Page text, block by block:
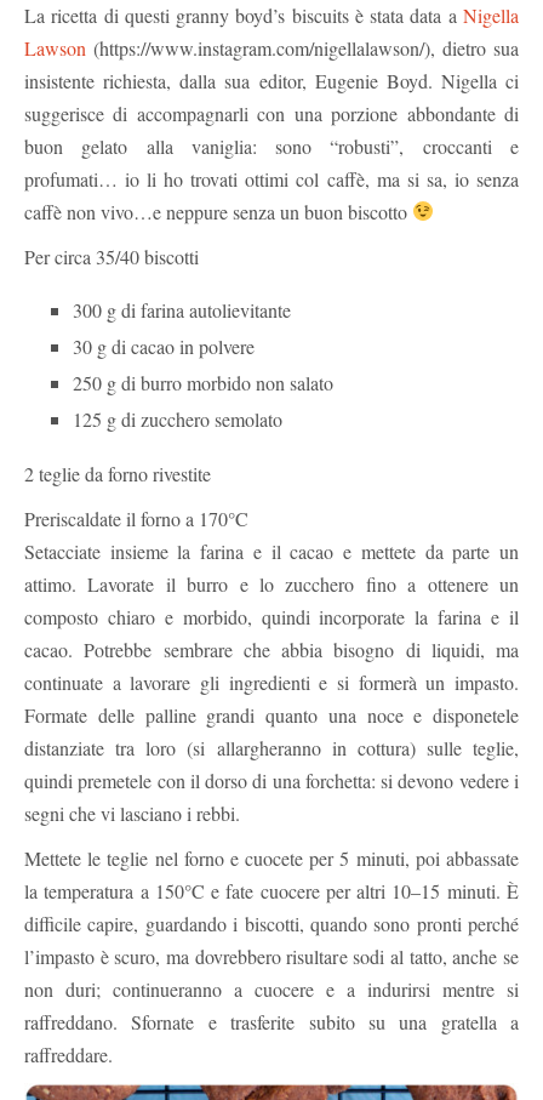
La ricetta di questi granny boyd’s biscuits è stata data a Nigella
Lawson (https://www.instagram.com/nigellalawson/), dietro sua
insistente richiesta, dalla sua editor, Eugenie Boyd. Nigella ci
suggerisce di accompagnarli con una porzione abbondante di
buon gelato alla vaniglia: sono “robusti”, croccanti e
profumati… io li ho trovati ottimi col caffè, ma si sa, io senza
caffè non vivo…e neppure senza un buon biscotto
Per circa 35/40 biscotti
300 g di farina autolievitante
30 g di cacao in polvere
250 g di burro morbido non salato
125 g di zucchero semolato
2 teglie da forno rivestite
Preriscaldate il forno a 170°C
Setacciate insieme la farina e il cacao e mettete da parte un
attimo. Lavorate il burro e lo zucchero fino a ottenere un
composto chiaro e morbido, quindi incorporate la farina e il
cacao. Potrebbe sembrare che abbia bisogno di liquidi, ma
continuate a lavorare gli ingredienti e si formerà un impasto.
Formate delle palline grandi quanto una noce e disponetele
distanziate tra loro (si allargheranno in cottura) sulle teglie,
quindi premetele con il dorso di una forchetta: si devono vedere i
segni che vi lasciano i rebbi.
Mettete le teglie nel forno e cuocete per 5 minuti, poi abbassate
la temperatura a 150°C e fate cuocere per altri 10–15 minuti. È
difficile capire, guardando i biscotti, quando sono pronti perché
l’impasto è scuro, ma dovrebbero risultare sodi al tatto, anche se
non duri; continueranno a cuocere e a indurirsi mentre si
raffreddano. Sfornate e trasferite subito su una gratella a
raffreddare.